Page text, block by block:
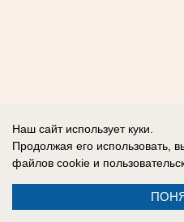
Наш сайт использует куки.
Продолжая его использовать,
файлов cookie и